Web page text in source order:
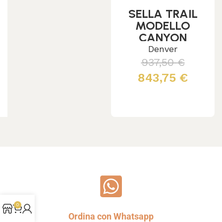
SELLA TRAIL
MODELLO
CANYON
Denver
937,50€
843,75 €
Ordina con Whatsapp
0